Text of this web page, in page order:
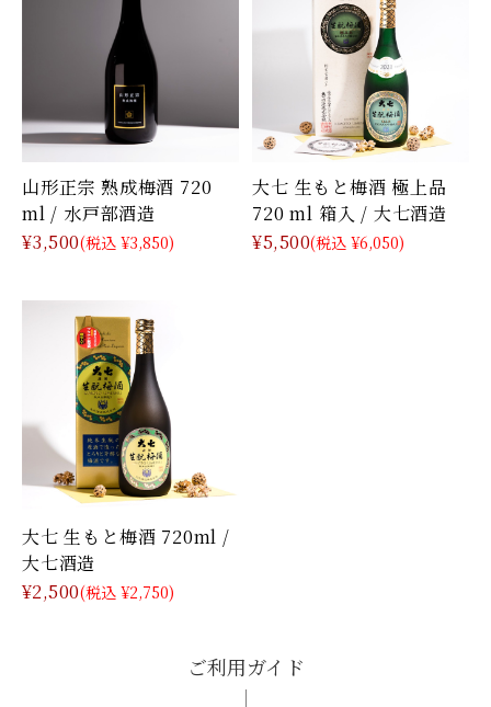
山形正宗 熟成梅酒 720
ml / 水戸部酒造
¥3,500(税込 ¥3,850)
大七 生もと梅酒 極上品
720 ml 箱入 / 大七酒造
¥5,500(税込 ¥6,050)
大七 生もと梅酒 720ml /
大七酒造
¥2,500(税込 ¥2,750)
ご利用ガイド